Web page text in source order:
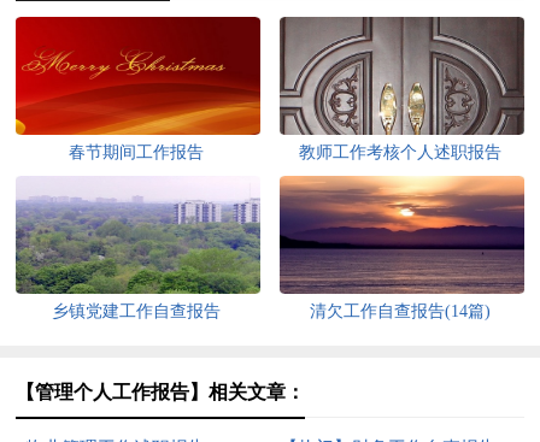
春节期间工作报告 教师工作考核个人述职报告
乡镇党建工作自查报告 清欠工作自查报告(14篇)
【管理个人工作报告】相关文章：